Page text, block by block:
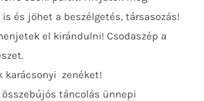
és jöhet a beszélgetés, társasozás!
el kirándulni! Csodaszép a
karácsonyi zenéket!
táncolás ünnepi